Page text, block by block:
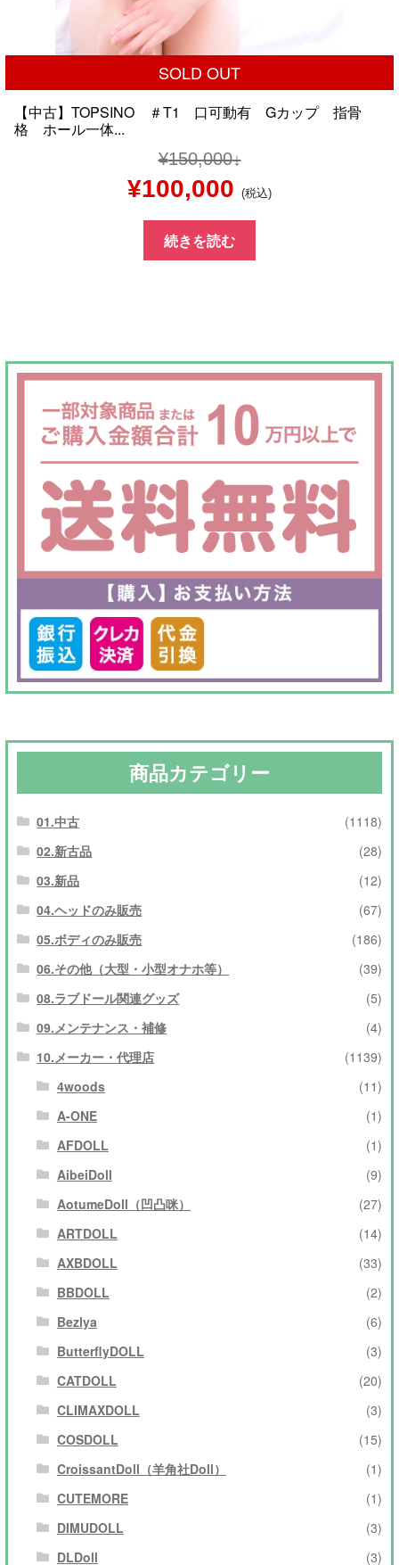
SOLD OUT
【中古】TOPSINO ＃T1 口可動有 Gカップ 指骨
格 ホール一体...
¥150,000
元
の
価
¥150,000
で
し
た。
¥100,000 現
在
の
は
で
す。
(税込)
続きを読む
商品カテゴリー
01.中古
(1118)
02.新古品
(28)
03.新品
(12)
04.ヘッドのみ販売
(67)
05.ボディのみ販売
(186)
06.その他（大型・小型オナホ等）
(39)
08.ラブドール関連グッズ
(5)
09.メンテナンス・補修
(4)
10.メーカー・代理店
(1139)
4woods
(11)
A-ONE
(1)
AFDOLL
(1)
AibeiDoll
(9)
AotumeDoll（凹凸咪）
(27)
ARTDOLL
(14)
AXBDOLL
(33)
BBDOLL
(2)
Bezlya
(6)
ButterflyDOLL
(3)
CATDOLL
(20)
CLIMAXDOLL
(3)
COSDOLL
(15)
CroissantDoll（羊角社Doll）
(1)
CUTEMORE
(1)
DIMUDOLL
(3)
DLDoll
(3)